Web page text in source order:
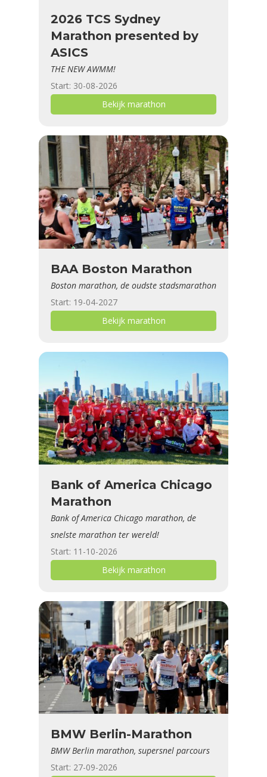
2026 TCS Sydney
Marathon presented by
ASICS
THE NEW AWMM!
Start: 30-08-2026
Bekijk marathon
BAA Boston Marathon
Boston marathon, de oudste stadsmarathon
Start: 19-04-2027
Bekijk marathon
Bank of America Chicago
Marathon
Bank of America Chicago marathon, de
snelste marathon ter wereld!
Start: 11-10-2026
Bekijk marathon
BMW Berlin-Marathon
BMW Berlin marathon, supersnel parcours
Start: 27-09-2026